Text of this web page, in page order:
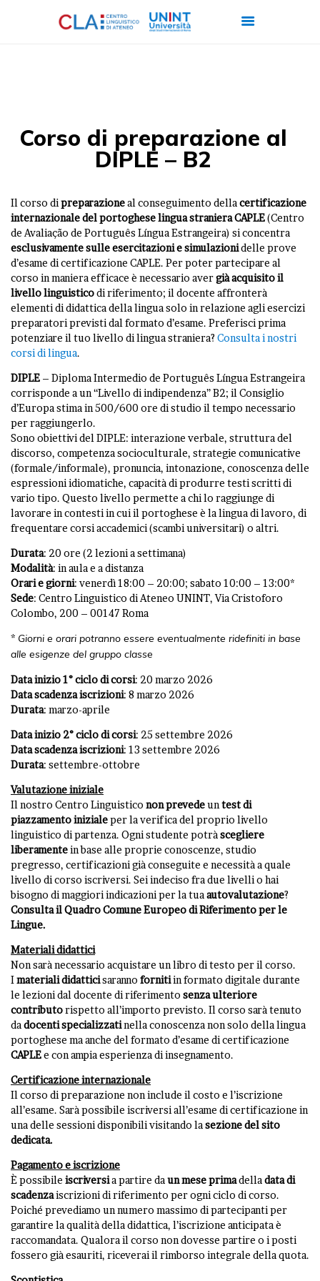
CERTIFICAZIONI
ITALIANO PER
FORMAZIONE
AZIENDALE
LAVORA CON NOI
Corso di preparazione al
DIPLE – B2
Il corso dipreparazioneal conseguimento dellacertificazione
internazionale del portoghese lingua straniera CAPLE(Centro
de Avaliação de Português Língua Estrangeira) si concentra
esclusivamente sulle esercitazioni e simulazionidelle prove
d’esame di certificazione CAPLE. Per poter partecipare al
corso in maniera efficace è necessario avergià acquisito il
livello linguisticodi riferimento; il docente affronterà
elementi di didattica della lingua solo in relazione agli esercizi
preparatori previsti dal formato d’esame. Preferisci prima
potenziare il tuo livello di lingua straniera? Consulta i nostri
corsi di lingua.
DIPLE – Diploma Intermedio de Português Língua Estrangeira
corrisponde a un “Livello di indipendenza” B2; il Consiglio
d’Europa stima in 500/600 ore di studio il tempo necessario
per raggiungerlo.
Sono obiettivi del DIPLE: interazione verbale, struttura del
discorso, competenza socioculturale, strategie comunicative
(formale/informale), pronuncia, intonazione, conoscenza delle
espressioni idiomatiche, capacità di produrre testi scritti di
vario tipo. Questo livello permette a chi lo raggiunge di
lavorare in contesti in cui il portoghese è la lingua di lavoro, di
frequentare corsi accademici (scambi universitari) o altri.
Durata: 20 ore (2 lezioni a settimana)
Modalità: in aula e a distanza
Orari e giorni: venerdì 18:00 – 20:00; sabato 10:00 – 13:00*
Sede: Centro Linguistico di Ateneo UNINT, Via Cristoforo
Colombo, 200 – 00147 Roma
* Giorni e orari potranno essere eventualmente ridefiniti in base
alle esigenze del gruppo classe
Data inizio 1° ciclo di corsi: 20 marzo 2026
Data scadenza iscrizioni: 8 marzo 2026
Durata: marzo-aprile
Data inizio 2° ciclo di corsi: 25 settembre 2026
Data scadenza iscrizioni: 13 settembre 2026
Durata: settembre-ottobre
Valutazione iniziale
Il nostro Centro Linguistico nonprevedeuntest di
piazzamento inizialeper la verifica del proprio livello
linguistico di partenza. Ogni studente potràscegliere
liberamentein base alle proprie conoscenze, studio
pregresso, certificazioni già conseguite e necessità a quale
livello di corso iscriversi. Sei indeciso fra due livelli o hai
bisogno di maggiori indicazioni per la tuaautovalutazione?
Consulta il Quadro Comune Europeo di Riferimento per le
Lingue.
Materiali didattici
Non sarà necessario acquistare un libro di testo per il corso.
Imaterialididatticisaranno fornitiin formato digitale durante
le lezioni dal docente di riferimento senza ulteriore
contributorispetto all’importo previsto. Il corso sarà tenuto
dadocenti specializzatinella conoscenza non solo della lingua
portoghese ma anche del formato d’esame di certificazione
CAPLEe con ampia esperienza di insegnamento.
Certificazione internazionale
Il corso di preparazione non include il costo e l’iscrizione
all’esame. Sarà possibile iscriversi all’esame di certificazione in
una delle sessioni disponibili visitando lasezione del sito
dedicata.
Pagamento e iscrizione
È possibile iscriversia partire daun mese primadelladata di
scadenzaiscrizioni di riferimento per ogni ciclo di corso.
Poiché prevediamo un numero massimo di partecipanti per
garantire la qualità della didattica, l’iscrizione anticipata è
raccomandata. Qualora il corso non dovesse partire o i posti
fossero già esauriti, riceverai il rimborso integrale della quota.